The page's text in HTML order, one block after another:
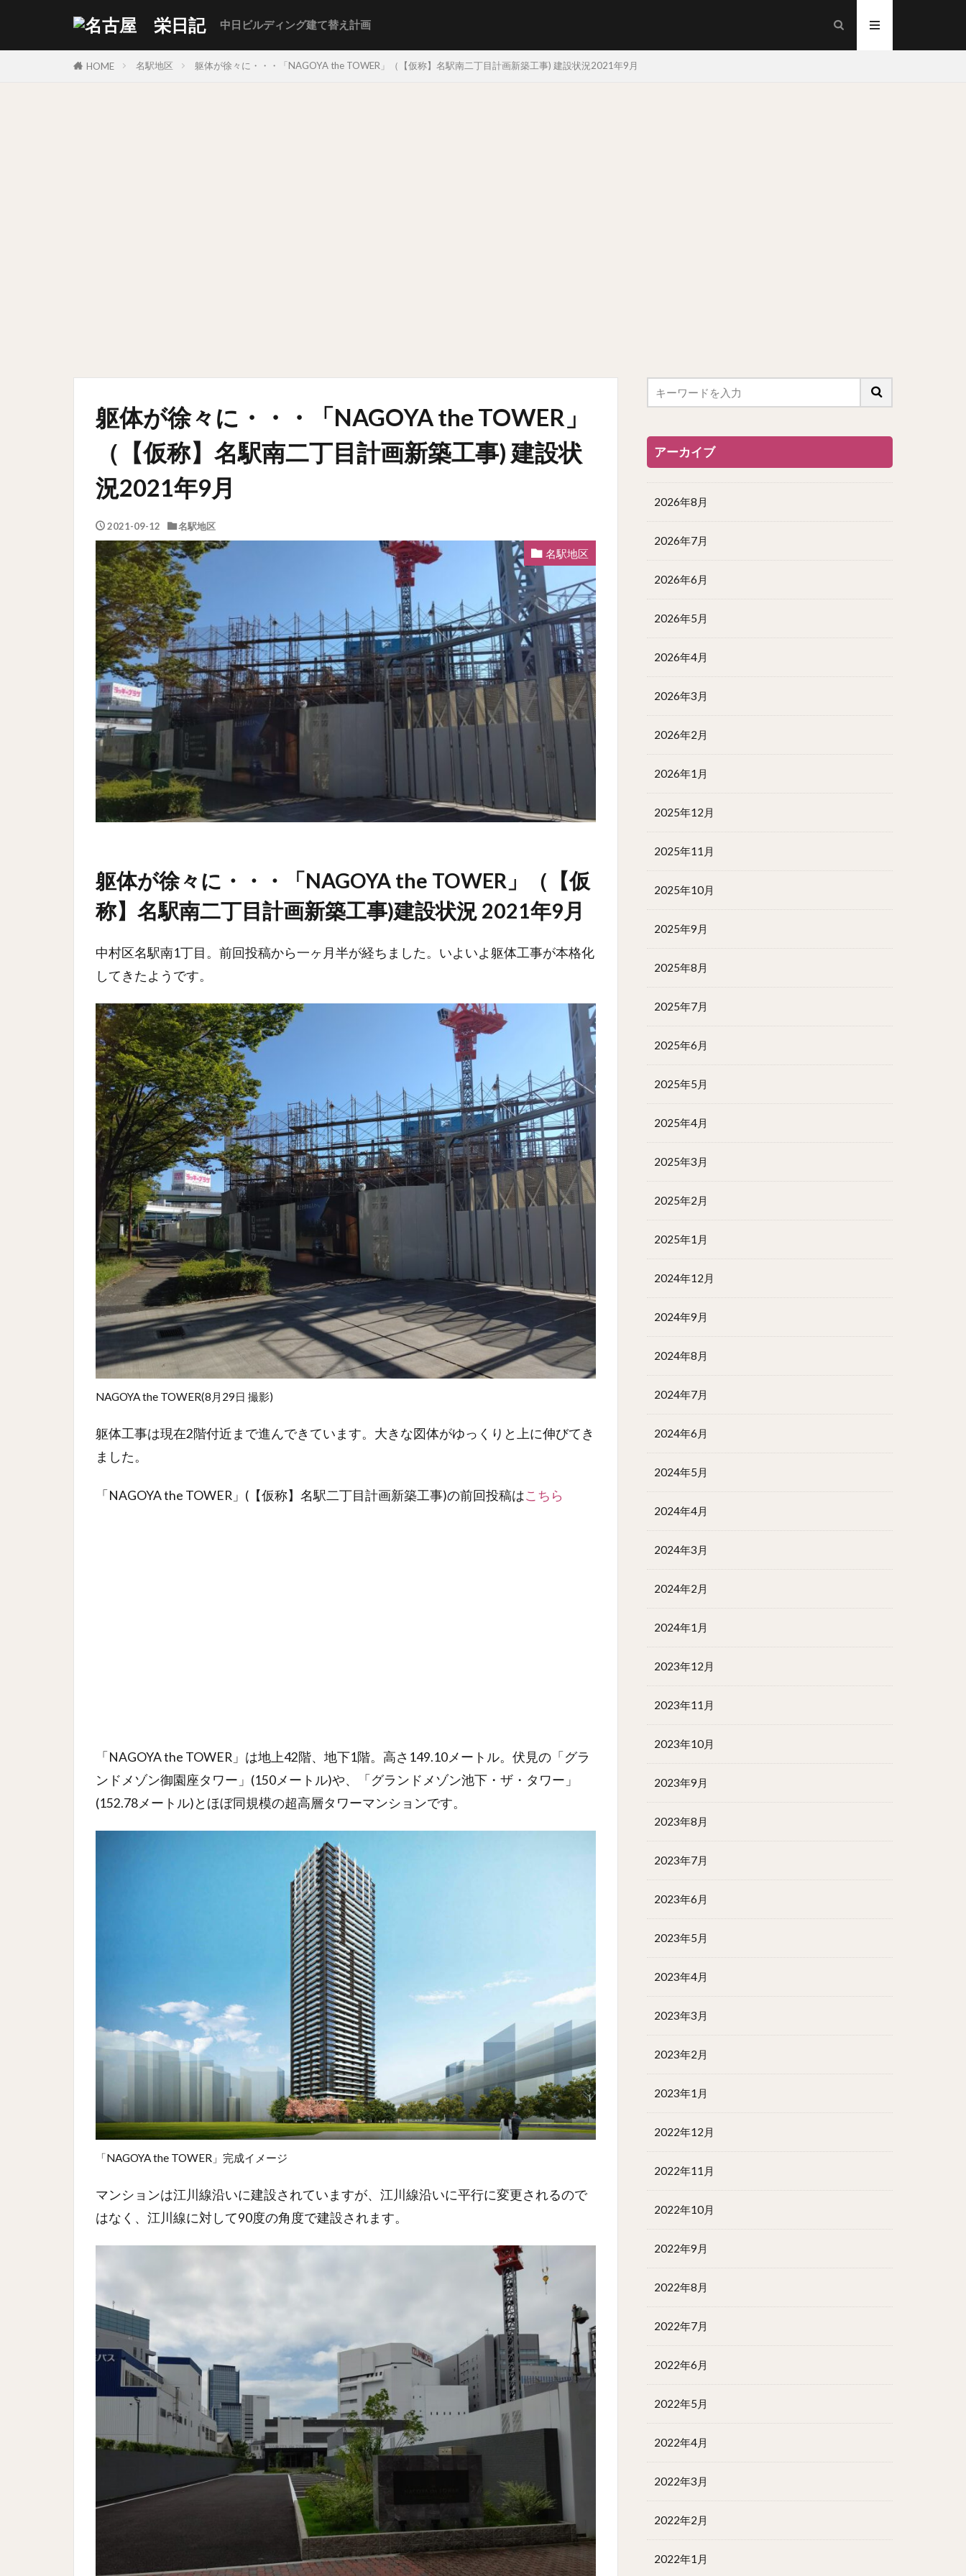
中日ビルディング建て替え計画
HOME 名駅地区 躯体が徐々に・・・「NAGOYA the TOWER」（【仮称】名駅南二丁目計画新築工事) 建設状況2021年9月
躯体が徐々に・・・「NAGOYA the TOWER」
（【仮称】名駅南二丁目計画新築工事) 建設状
況2021年9月
2021-09-12 名駅地区
名駅地区
躯体が徐々に・・・「NAGOYA the TOWER」（【仮
称】名駅南二丁目計画新築工事)建設状況 2021年9月
中村区名駅南1丁目。前回投稿から一ヶ月半が経ちました。いよいよ躯体工事が本格化
してきたようです。
NAGOYA the TOWER(8月29日 撮影)
躯体工事は現在2階付近まで進んできています。大きな図体がゆっくりと上に伸びてき
ました。
「NAGOYA the TOWER」(【仮称】名駅二丁目計画新築工事)の前回投稿はこちら
「NAGOYA the TOWER」は地上42階、地下1階。高さ149.10メートル。伏見の「グラ
ンドメゾン御園座タワー」(150メートル)や、「グランドメゾン池下・ザ・タワー」
(152.78メートル)とほぼ同規模の超高層タワーマンションです。
「NAGOYA the TOWER」完成イメージ
マンションは江川線沿いに建設されていますが、江川線沿いに平行に変更されるので
はなく、江川線に対して90度の角度で建設されます。
アーカイブ
2026年8月
2026年7月
2026年6月
2026年5月
2026年4月
2026年3月
2026年2月
2026年1月
2025年12月
2025年11月
2025年10月
2025年9月
2025年8月
2025年7月
2025年6月
2025年5月
2025年4月
2025年3月
2025年2月
2025年1月
2024年12月
2024年9月
2024年8月
2024年7月
2024年6月
2024年5月
2024年4月
2024年3月
2024年2月
2024年1月
2023年12月
2023年11月
2023年10月
2023年9月
2023年8月
2023年7月
2023年6月
2023年5月
2023年4月
2023年3月
2023年2月
2023年1月
2022年12月
2022年11月
2022年10月
2022年9月
2022年8月
2022年7月
2022年6月
2022年5月
2022年4月
2022年3月
2022年2月
2022年1月